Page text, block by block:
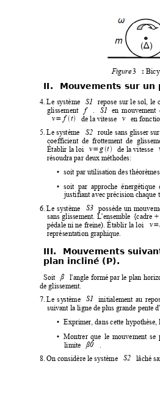
Figure 3 :
II. Mouvements sur un
4. Le système S1 repose sur le sol, le
glissement
f . S1 en mouvement
v=ft de la vitesse v en
5. Le système S2 roule sans glisser sur
coefficient de frottement de glissem
Établir la loi v=gt de la vitesse
résoudra par deux méthodes:
•soit par utilisation des
•soit par approche énergétique
justifiant avec précision chaque
6. Le système S3 possède un
sans glissement. L'ensemble {cadre +
pédale ni ne freine). Établir la loi v=
représentation graphique.
III. Mouvements
plan incliné (P).
Soit β l'angle formé par le plan
de glissement.
7. Le système S1 initialement au
suivant la ligne de plus grande pente
•Exprimer, dans cette hypothèse,
• Montrer que le mouvement se
limite
β0
8. On considère le système S2 lâché